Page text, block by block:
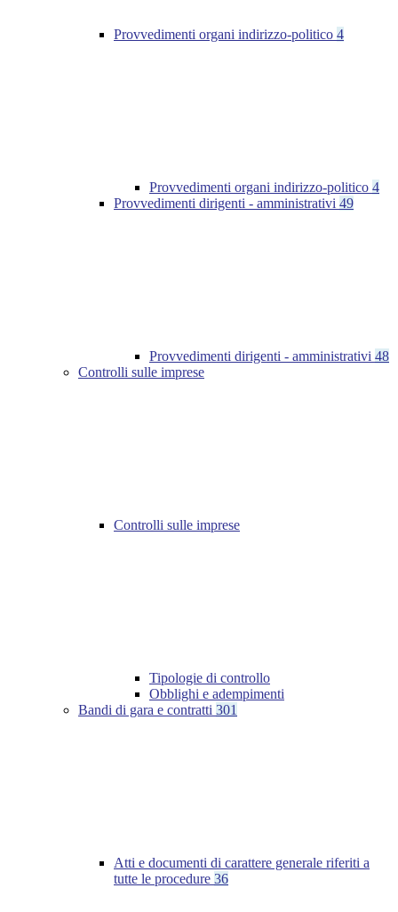
Provvedimenti organi indirizzo-politico 4
Provvedimenti organi indirizzo-politico 4
Provvedimenti dirigenti - amministrativi 49
Provvedimenti dirigenti - amministrativi 48
Controlli sulle imprese
Controlli sulle imprese
Tipologie di controllo
Obblighi e adempimenti
Bandi di gara e contratti 301
Atti e documenti di carattere generale riferiti a
tutte le procedure 36